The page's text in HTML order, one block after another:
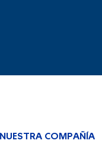
NUESTRA COMPAÑÍA